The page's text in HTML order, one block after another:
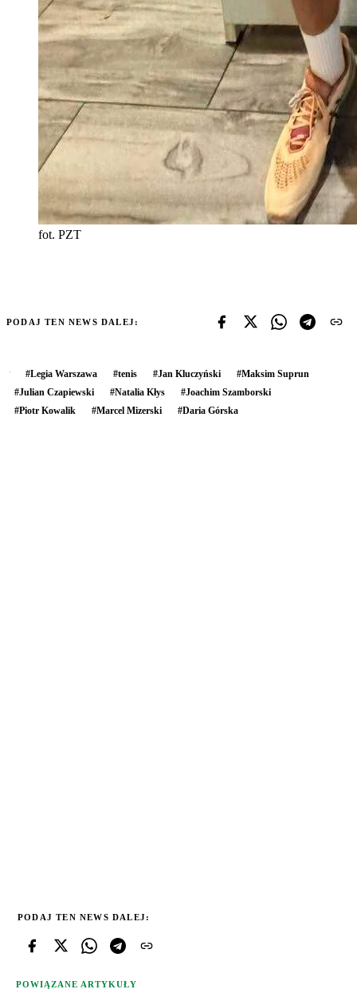
fot. PZT
PODAJ TEN NEWS DALEJ:
#Legia Warszawa #tenis #Jan Kluczyński #Maksim Suprun
#Julian Czapiewski #Natalia Kłys #Joachim Szamborski
#Piotr Kowalik #Marcel Mizerski #Daria Górska
PODAJ TEN NEWS DALEJ:
POWIĄZANE ARTYKUŁY